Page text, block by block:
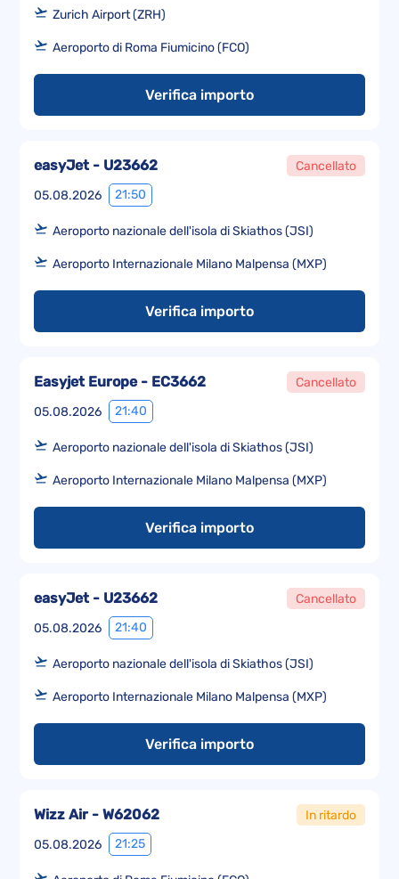
Zurich Airport (ZRH)
Aeroporto di Roma Fiumicino (FCO)
Verifica importo
05.08.2026 21:50
easyJet - U23662 Cancellato
Aeroporto nazionale dell'isola di Skiathos (JSI)
Aeroporto Internazionale Milano Malpensa (MXP)
Verifica importo
05.08.2026 21:40
Easyjet Europe - EC3662 Cancellato
Aeroporto nazionale dell'isola di Skiathos (JSI)
Aeroporto Internazionale Milano Malpensa (MXP)
Verifica importo
05.08.2026 21:40
easyJet - U23662 Cancellato
Aeroporto nazionale dell'isola di Skiathos (JSI)
Aeroporto Internazionale Milano Malpensa (MXP)
Verifica importo
05.08.2026 21:25
Wizz Air - W62062 In ritardo